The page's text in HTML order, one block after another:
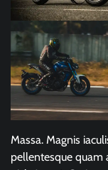
Massa. Magnis
pellentesque quam